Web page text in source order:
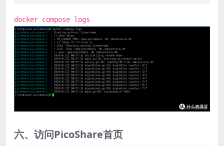
docker compose logs
六、访问PicoShare首页